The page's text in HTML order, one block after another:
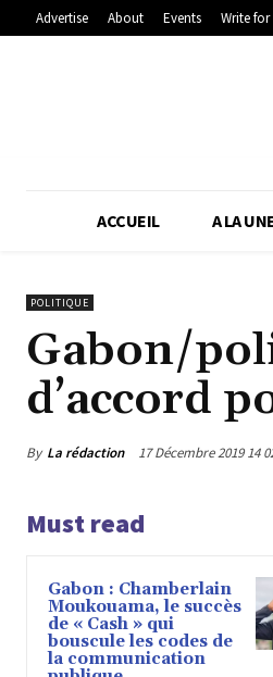
Advertise About Events Write for
ACCUEIL A LA
POLITIQUE
Gabon/
d’accord
By La rédaction 17 Décembre 2019 14
Must read
Gabon : Chamberlain
Moukouama, le succès
de « Cash » qui
bouscule les codes de
la communication